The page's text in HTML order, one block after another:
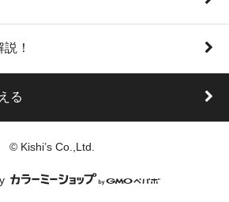
！
る
© Kishi’s Co.,Ltd.